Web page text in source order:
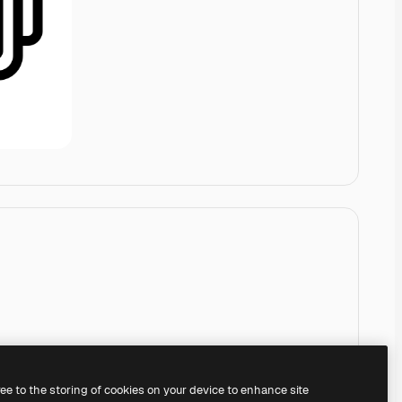
to the storing of cookies on your device to enhance site